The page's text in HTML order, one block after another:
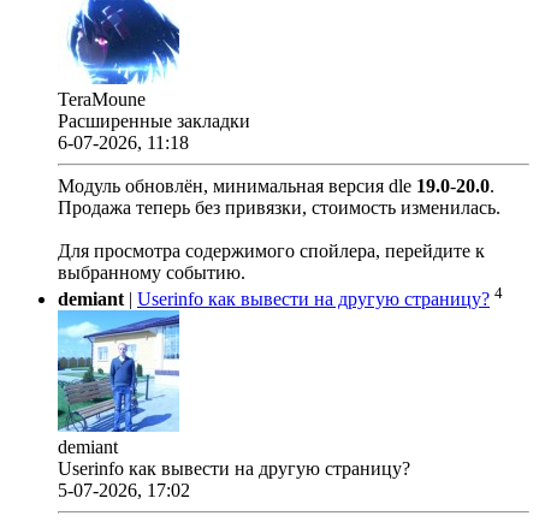
TeraMoune
Расширенные закладки
6-07-2026, 11:18
Модуль обновлён, минимальная версия dle 19.0-20.0.
Продажа теперь без привязки, стоимость изменилась.
Для просмотра содержимого спойлера, перейдите к
выбранному событию.
demiant | Userinfo как вывести на другую страницу? 4
demiant
Userinfo как вывести на другую страницу?
5-07-2026, 17:02